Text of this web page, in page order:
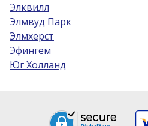
Элквилл
Элмвуд Парк
Элмхерст
Эфингем
Юг Холланд